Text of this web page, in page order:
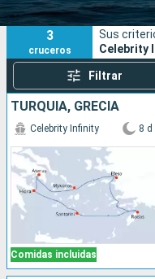
Puertos
3
cruceros
Sus
Celebrity
Filtrar
TURQUÍA, GRECIA
Comidas incluidas
Celebrity Infinity 8 d